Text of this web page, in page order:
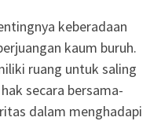
keberadaan
kaum buruh.
ruang untuk saling
secara bersama-
dalam menghadapi